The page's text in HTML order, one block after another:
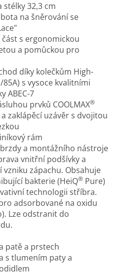
stélky 32,3 cm
na šněrování se
s ergonomickou
a pomůckou pro
díky kolečkům High-
s vysoce kvalitními
ABEC-7
prvků COOLMAX®
zaklápěcí uzávěr s dvojitou
rám
a montážního nástroje
vnitřní podšívky a
vzniku zápachu. Obsahuje
bakterie (HeiQ® Pure)
technologii stříbra.
adsorbované na oxidu
Lze odstranit do
patě a prstech
s tlumením paty a